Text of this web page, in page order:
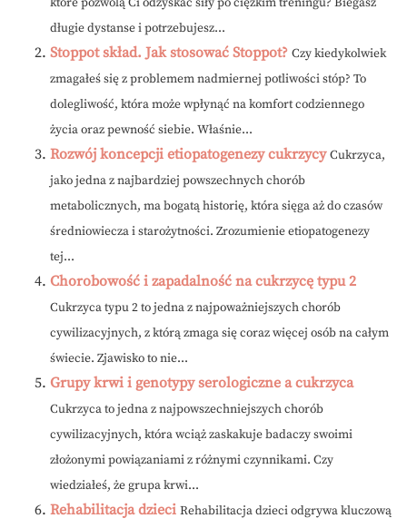
które pozwolą Ci odzyskać siły po ciężkim treningu? Biegasz
długie dystanse i potrzebujesz...
Stoppot skład. Jak stosować Stoppot? Czy kiedykolwiek
zmagałeś się z problemem nadmiernej potliwości stóp? To
dolegliwość, która może wpłynąć na komfort codziennego
życia oraz pewność siebie. Właśnie...
Rozwój koncepcji etiopatogenezy cukrzycy Cukrzyca,
jako jedna z najbardziej powszechnych chorób
metabolicznych, ma bogatą historię, która sięga aż do czasów
średniowiecza i starożytności. Zrozumienie etiopatogenezy
tej...
Chorobowość i zapadalność na cukrzycę typu 2
Cukrzyca typu 2 to jedna z najpoważniejszych chorób
cywilizacyjnych, z którą zmaga się coraz więcej osób na całym
świecie. Zjawisko to nie...
Grupy krwi i genotypy serologiczne a cukrzyca
Cukrzyca to jedna z najpowszechniejszych chorób
cywilizacyjnych, która wciąż zaskakuje badaczy swoimi
złożonymi powiązaniami z różnymi czynnikami. Czy
wiedziałeś, że grupa krwi...
Rehabilitacja dzieci Rehabilitacja dzieci odgrywa kluczową